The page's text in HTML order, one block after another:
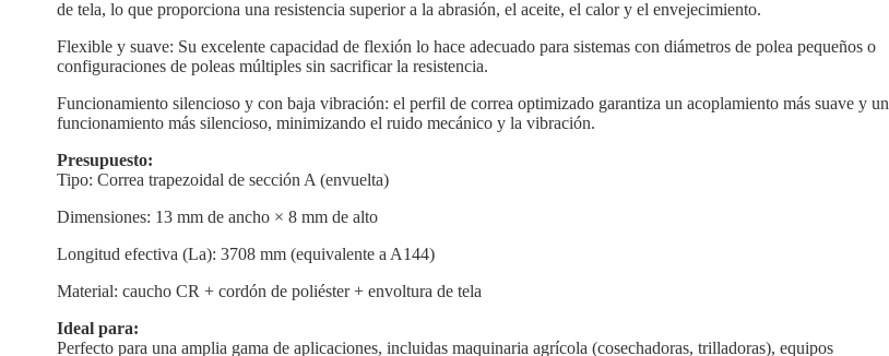
de tela, lo que proporciona una resistencia superior a la abrasión, el aceite, el calor y el envejecimiento.
Flexible y suave: Su excelente capacidad de flexión lo hace adecuado para sistemas con diámetros de polea pequeños o
configuraciones de poleas múltiples sin sacrificar la resistencia.
Funcionamiento silencioso y con baja vibración: el perfil de correa optimizado garantiza un acoplamiento más suave y un
funcionamiento más silencioso, minimizando el ruido mecánico y la vibración.
Presupuesto:
Tipo: Correa trapezoidal de sección A (envuelta)
Dimensiones: 13 mm de ancho × 8 mm de alto
Longitud efectiva (La): 3708 mm (equivalente a A144)
Material: caucho CR + cordón de poliéster + envoltura de tela
Ideal para:
Perfecto para una amplia gama de aplicaciones, incluidas maquinaria agrícola (cosechadoras, trilladoras), equipos